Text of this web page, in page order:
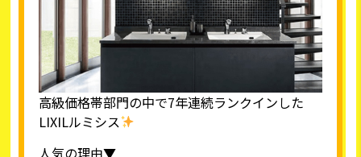
高級価格帯部門の中で7年連続ランクインした
LIXILルミシス
人気の理由▼